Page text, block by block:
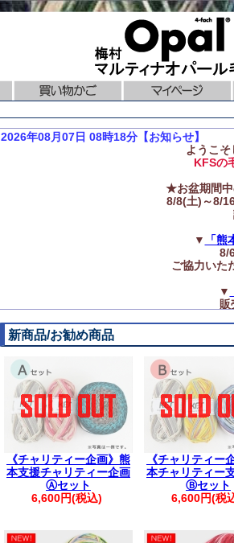
2026年08月07日 08時18分【お知らせ】
ようこ
KFSの
★お盆期間
8/8(土)～8/
▼
「
8/
ご協力いた
▼
ニ
▼価格改定
地震の影響で一部地
最新の配送状況を
【重要】PayPay決済エラー
ご注文前に、
。.。:+* ゜ ゜゜ *+:
▲フリー
お手数ですが【
新商品/お勧め商品
《チャリティー企画》熊
本支援チャリティー企画
Ⓐセット
6,600円(税込)
《チャリティー
本チャリティー
Ⓑセット
6,600円(税